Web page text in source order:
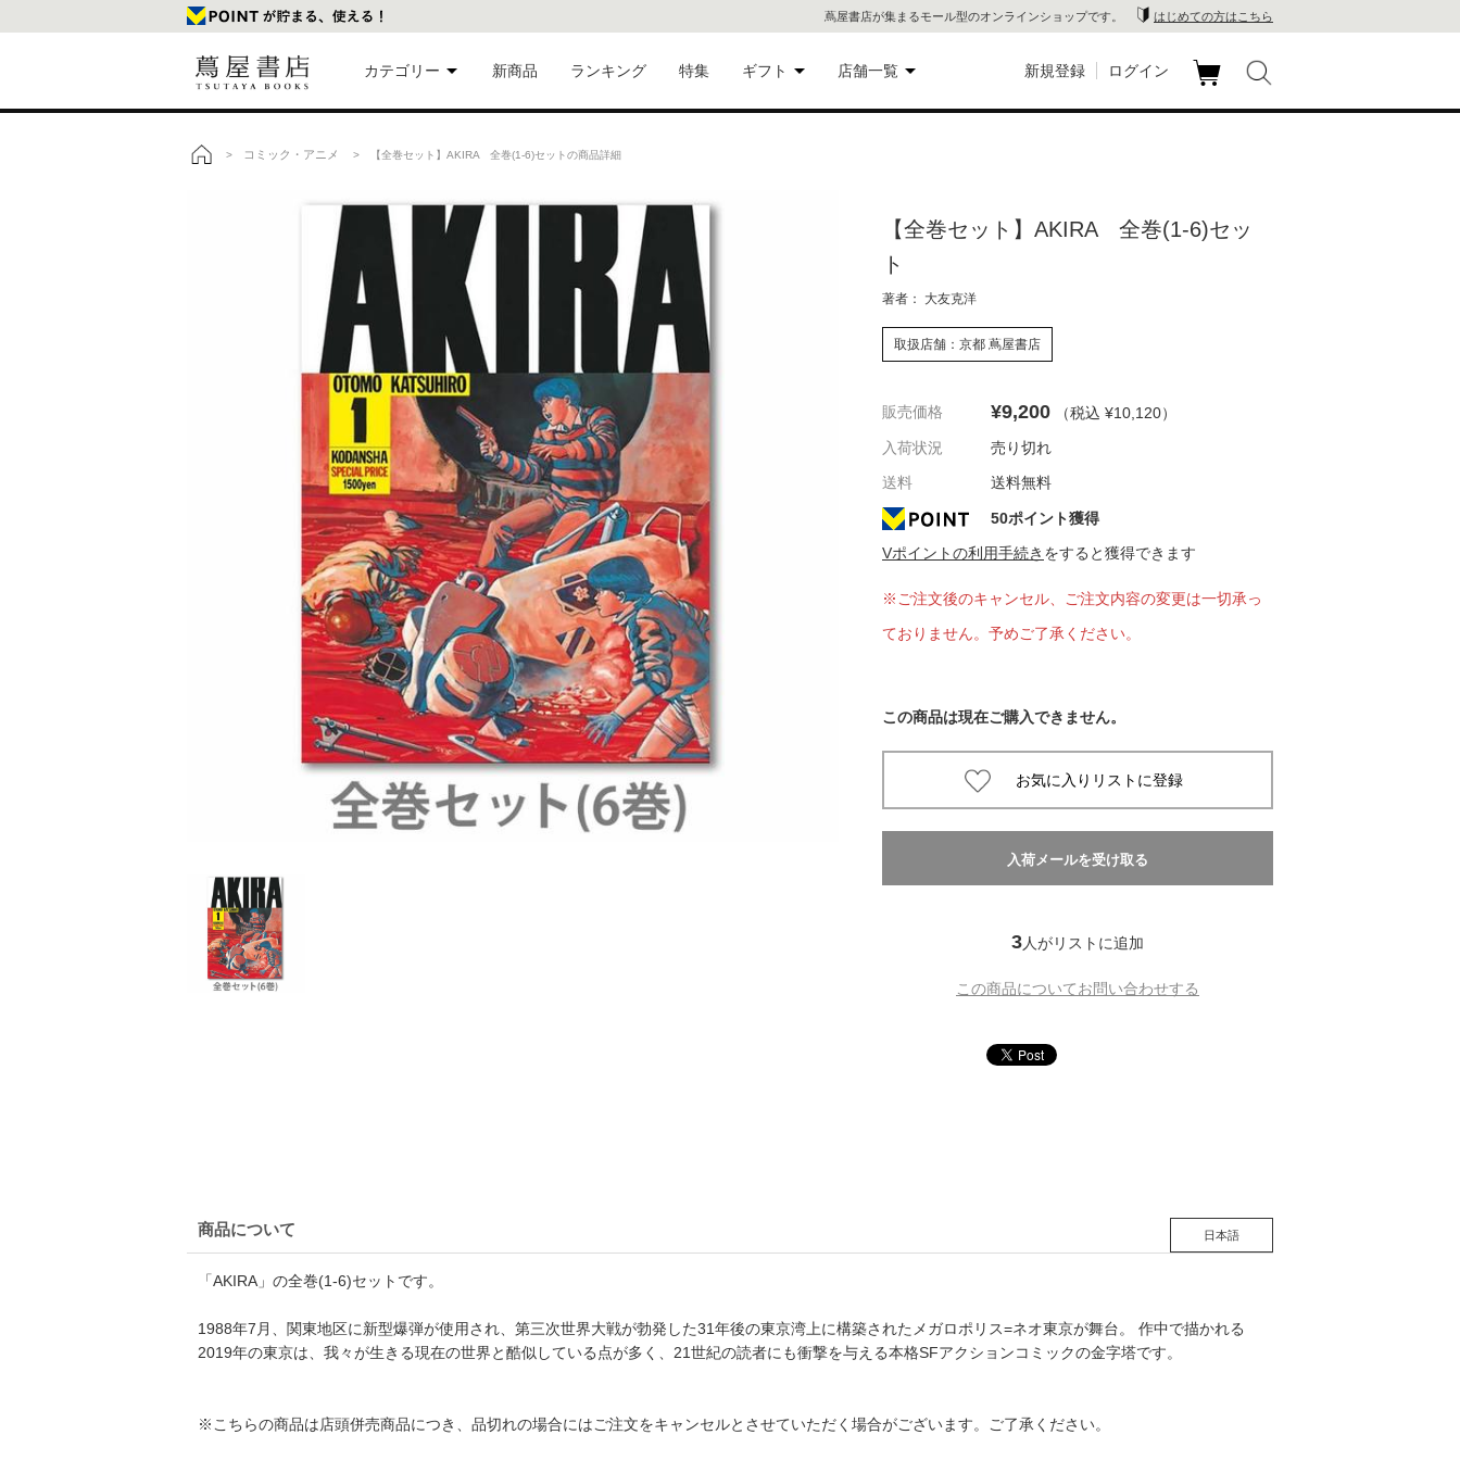
蔦屋書店が集まるモール型のオンラインショップです。 はじめての方はこちら
カテゴリー
美術品
本
楽
文具
雑貨
家電
食品
eギフト
新商品 ランキング 特集 ギフト 店舗一覧
代官山 蔦
銀座 蔦屋
京都岡崎
書店
書店
書店
六本松 蔦
新規登録 ログイン
> コミック・アニメ > 【全巻セット】AKIRA 全巻(1-6)セットの商品詳細
【全巻セット】AKIRA 全巻(1-6)セッ
ト
著者： 大友克洋
取扱店舗：京都 蔦屋書店
販売価格 ¥9,200 （税込 ¥10,120）
入荷状況
売り切れ
送料
送料無料
50ポイント獲得
Vポイントの利用手続き をすると獲得できます
※ご注文後のキャンセル、ご注文内容の変更は一切承っ
ておりません。予めご了承ください。
この商品は現在ご購入できません。
3人がリストに追加
この商品についてお問い合わせする
商品について 日本語
「AKIRA」の全巻(1-6)セットです。
1988年7月、関東地区に新型爆弾が使用され、第三次世界大戦が勃発した31年後の東京湾上に構築されたメガロポリス=ネオ東京が舞台。 作中で描かれる
2019年の東京は、我々が生きる現在の世界と酷似している点が多く、21世紀の読者にも衝撃を与える本格SFアクションコミックの金字塔です。
※こちらの商品は店頭併売商品につき、品切れの場合にはご注文をキャンセルとさせていただく場合がございます。ご了承ください。